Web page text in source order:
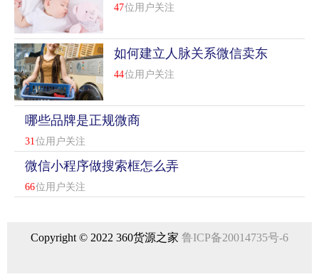
47位用户关注
如何建立人脉关系微信卖东
西怎么找潜在客源
44位用户关注
哪些品牌是正规微商
31位用户关注
微信小程序做搜索框怎么弄
66位用户关注
Copyright © 2022 360货源之家 鲁ICP备20014735号-6